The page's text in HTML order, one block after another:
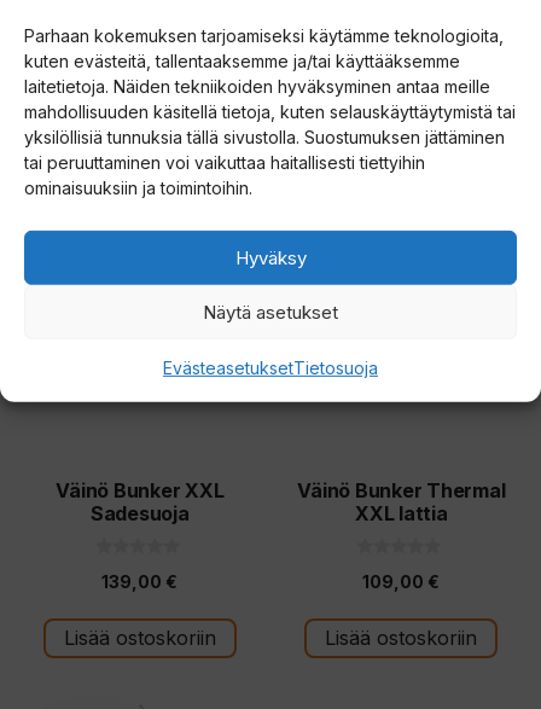
Parhaan kokemuksen tarjoamiseksi käytämme teknologioita,
kuten evästeitä, tallentaaksemme ja/tai käyttääksemme
laitetietoja. Näiden tekniikoiden hyväksyminen antaa meille
mahdollisuuden käsitellä tietoja, kuten selauskäyttäytymistä tai
yksilöllisiä tunnuksia tällä sivustolla. Suostumuksen jättäminen
tai peruuttaminen voi vaikuttaa haitallisesti tiettyihin
ominaisuuksiin ja toimintoihin.
Hyväksy
Näytä asetukset
EvästeasetuksetTietosuoja
Väinö Bunker Thermal
Extreme XXL pilkkiteltta
5.00
5:stä
699,00€
Lue lisää
Väinö Bunker XXXL
Sadesuoja
5.00
5:stä
159,00€
Lisää ostoskoriin
Väinö Bunker XXL
Sadesuoja
s
t
ä
139,00 €
Lisää ostoskoriin
Väinö Bunker Thermal
XXL lattia
s
t
ä
109,00 €
Lisää ostoskoriin